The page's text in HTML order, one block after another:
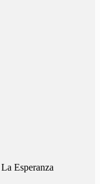
Esperanza